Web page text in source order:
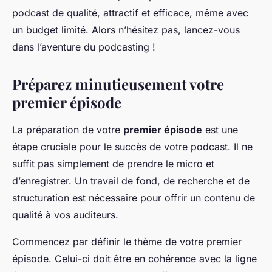
podcast de qualité, attractif et efficace, même avec
un budget limité. Alors n’hésitez pas, lancez-vous
dans l’aventure du podcasting !
Préparez minutieusement votre
premier épisode
La préparation de votre premier épisode est une
étape cruciale pour le succès de votre podcast. Il ne
suffit pas simplement de prendre le micro et
d’enregistrer. Un travail de fond, de recherche et de
structuration est nécessaire pour offrir un contenu de
qualité à vos auditeurs.
Commencez par définir le thème de votre premier
épisode. Celui-ci doit être en cohérence avec la ligne